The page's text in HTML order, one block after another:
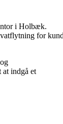
i Holbæk.
for
at indgå et